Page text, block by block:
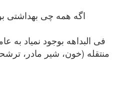
اگه همه چی بهداشتی
منتقله (خون، شیر مادر،